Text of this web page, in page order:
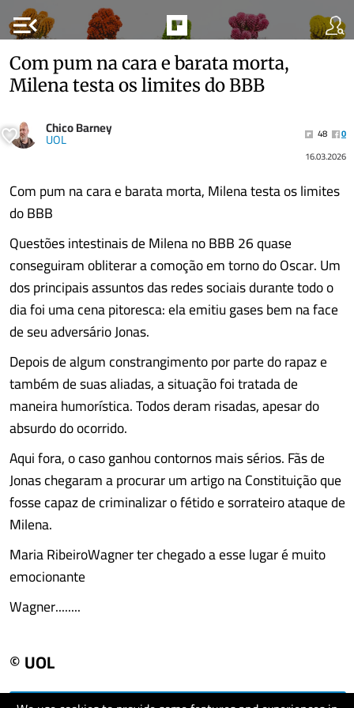
menu_open
Com pum na cara e barata morta,
Milena testa os limites do BBB
Chico Barney
UOL 48
0
16.03.2026
Com pum na cara e barata morta, Milena testa os limites
do BBB
Questões intestinais de Milena no BBB 26 quase
conseguiram obliterar a comoção em torno do Oscar. Um
dos principais assuntos das redes sociais durante todo o
dia foi uma cena pitoresca: ela emitiu gases bem na face
de seu adversário Jonas.
Depois de algum constrangimento por parte do rapaz e
também de suas aliadas, a situação foi tratada de
maneira humorística. Todos deram risadas, apesar do
absurdo do ocorrido.
Aqui fora, o caso ganhou contornos mais sérios. Fãs de
Jonas chegaram a procurar um artigo na Constituição que
fosse capaz de criminalizar o fétido e sorrateiro ataque de
Milena.
Maria RibeiroWagner ter chegado a esse lugar é muito
emocionante
Wagner........
© UOL